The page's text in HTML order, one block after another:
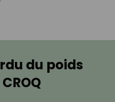
du poids